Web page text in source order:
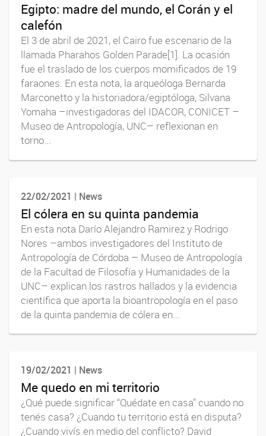
Egipto: madre del mundo, el Corán y el
calefón
El 3 de abril de 2021, el Cairo fue escenario de la
llamada Pharahos Golden Parade[1]. La ocasión
fue el traslado de los cuerpos momificados de 19
faraones. En esta nota, la arqueóloga Bernarda
Marconetto y la historiadora/egiptóloga, Silvana
Yomaha –investigadoras del IDACOR, CONICET –
Museo de Antropología, UNC– reflexionan en
torno...
22/02/2021 | News
El cólera en su quinta pandemia
En esta nota Darío Alejandro Ramirez y Rodrigo
Nores –ambos investigadores del Instituto de
Antropología de Córdoba – Museo de Antropología
de la Facultad de Filosofía y Humanidades de la
UNC– explican los rastros hallados y la evidencia
científica que aporta la bioantropología en el paso
de la quinta pandemia de cólera en...
19/02/2021 | News
Me quedo en mi territorio
¿Qué puede significar “Quédate en casa” cuando no
tenés casa? ¿Cuando tu territorio está en disputa?
¿Cuando vivís en medio del conflicto? David